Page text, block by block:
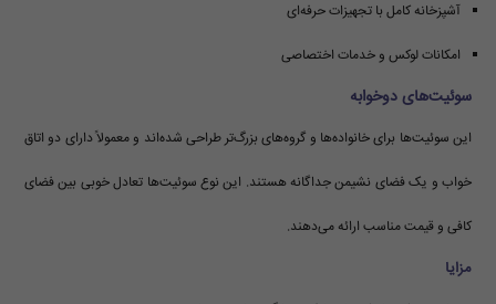
آشپزخانه کامل با تجهیزات حرفه‌ای
امکانات لوکس و خدمات اختصاصی
سوئیت‌های دوخوابه
این سوئیت‌ها برای خانواده‌ها و گروه‌های بزرگ‌تر طراحی شده‌اند و معمولاً دارای دو اتاق
خواب و یک فضای نشیمن جداگانه هستند. این نوع سوئیت‌ها تعادل خوبی بین فضای
کافی و قیمت مناسب ارائه می‌دهند.
مزایا